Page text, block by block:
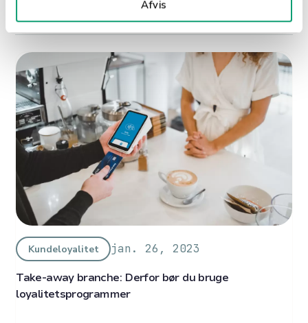
Afvis
Kundeloyalitet jan. 26, 2023
Take-away branche: Derfor bør du bruge
loyalitetsprogrammer